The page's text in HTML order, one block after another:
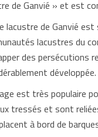
de Ganvié » et est
lacustre de Ganvié
lacustres du
des persécutions
développée.
est très populaire
tressés et sont
à bord de